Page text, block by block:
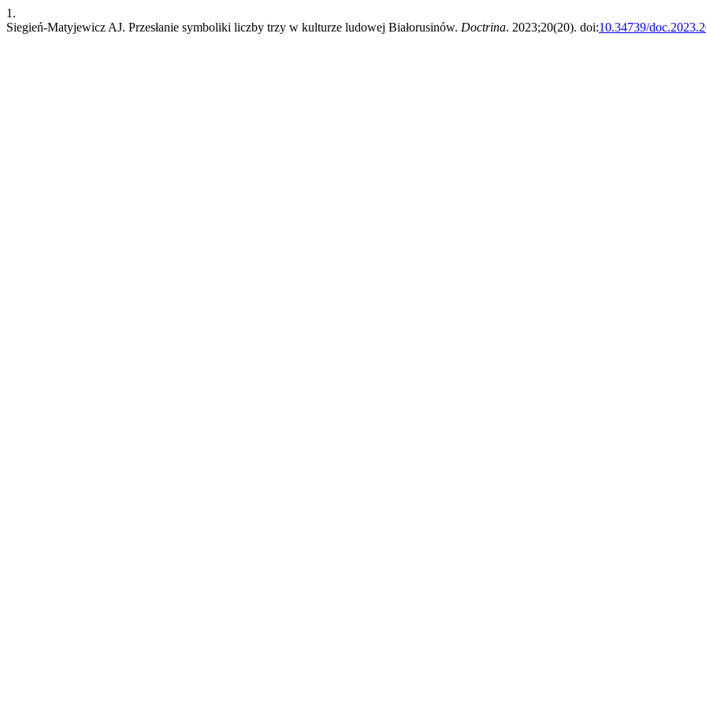
1.
Siegień-Matyjewicz AJ. Przesłanie symboliki liczby trzy w kulturze ludowej Białorusinów. Doctrina. 2023;20(20). doi:10.34739/